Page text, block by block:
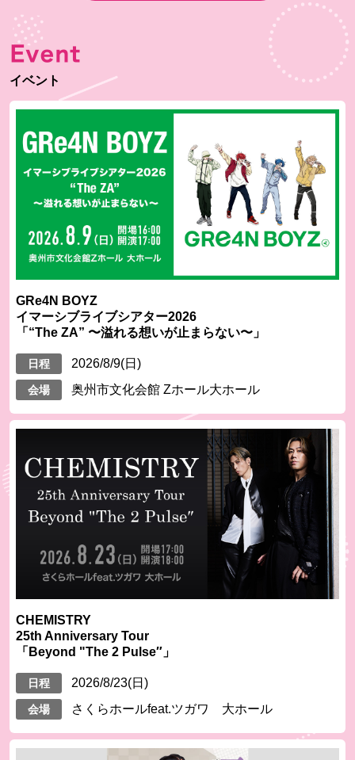
Event
イベント
GRe4N BOYZ
イマーシブライブシアター2026
「“The ZA” 〜溢れる想いが止まらない〜」
日程 2026/8/9(日)
会場 奥州市文化会館 Zホール大ホール
CHEMISTRY
25th Anniversary Tour
「Beyond "The 2 Pulse″」
日程 2026/8/23(日)
会場 さくらホールfeat.ツガワ 大ホール